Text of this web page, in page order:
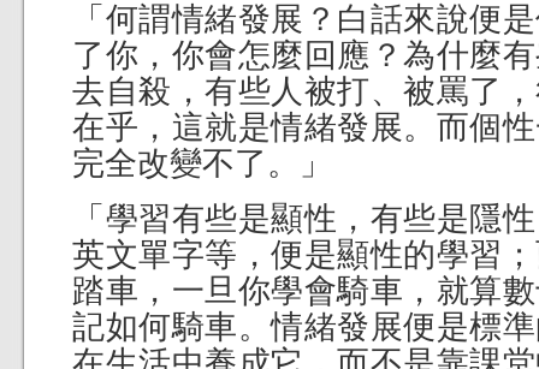
「何謂情緒發展？白話來說便
了你，你會怎麼回應？為什麼
去自殺，有些人被打、被罵了
在乎，這就是情緒發展。而個
完全改變不了。」
「學習有些是顯性，有些是隱
英文單字等，便是顯性的學習
踏車，一旦你學會騎車，就算
記如何騎車。情緒發展便是標